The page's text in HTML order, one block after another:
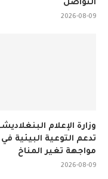
التواصل
2026-08-09
وزارة الإعلام
تدعم التوعية البيئية في
مواجهة تغير المناخ
2026-08-09